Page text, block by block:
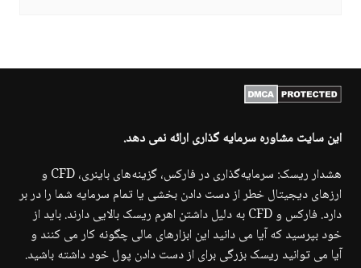
این سایت مشاوره سرمایه گذاری ارائه نمی دهد.
هشدار ریسک: سرمایه‌گذاری در فارکس، گزینه‌های باینری، CFD و
ارزهای دیجیتال خطر از دست دادن بخشی یا تمام سرمایه شما را در بر
دارد. فارکس و CFD به دلیل داشتن اهرم ریسک بالایی دارند. باید از
خود بپرسید که آیا می دانید این ابزارهای مالی چگونه کار می کنند و
آیا می توانید ریسک بزرگی برای از دست دادن پول خود داشته باشید.